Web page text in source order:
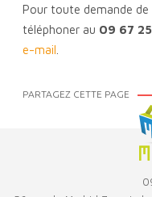
Pour toute demande
téléphoner au 09 67
e-mail
PARTAGEZ CETTE PAGE